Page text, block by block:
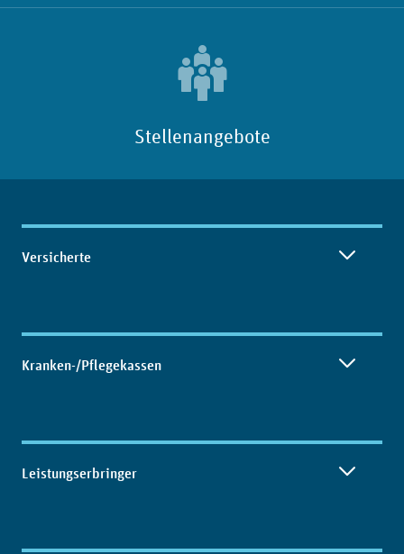
Stellenangebote
Inhaltsübersicht
Versicherte
Kranken-/Pflegekassen
Leistungserbringer